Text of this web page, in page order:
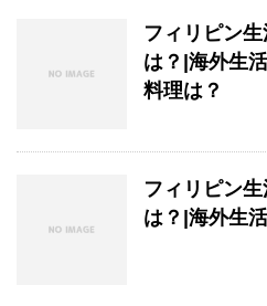
フィリピン
は？|海外生
料理は？
フィリピン
は？|海外生